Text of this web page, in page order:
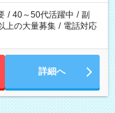
/ 40～50代活躍中 / 副
上の大量募集 / 電話対応
詳細へ